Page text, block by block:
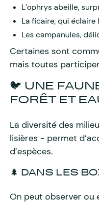
L’ophrys abeille,
La ficaire, qui éclaire
Les campanules,
Certaines sont
mais toutes
🐦 UNE
FORÊT ET
La diversité des
lisières - permet
d’espèces.
🌲 DANS LES
On peut observer ou